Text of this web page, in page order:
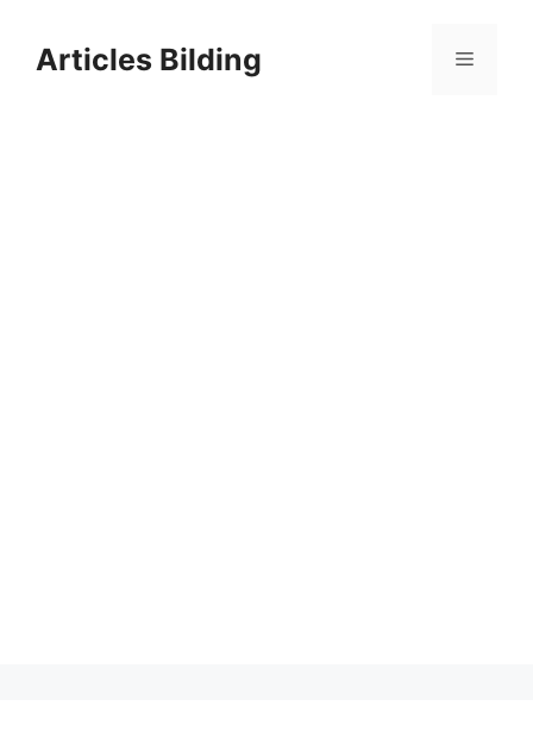
contentArticles Bilding Menu